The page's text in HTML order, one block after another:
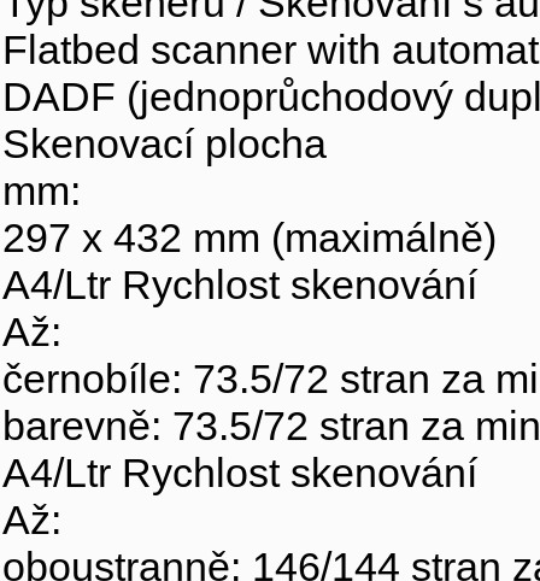
Flatbed scanner with
DADF (jednoprůchodový
Skenovací plocha
mm:
297 x 432 mm (maximálně)
A4/Ltr Rychlost skenování
Až:
černobíle: 73.5/72 stran za
barevně: 73.5/72 stran za
A4/Ltr Rychlost skenování
Až:
oboustranně: 146/144 stran